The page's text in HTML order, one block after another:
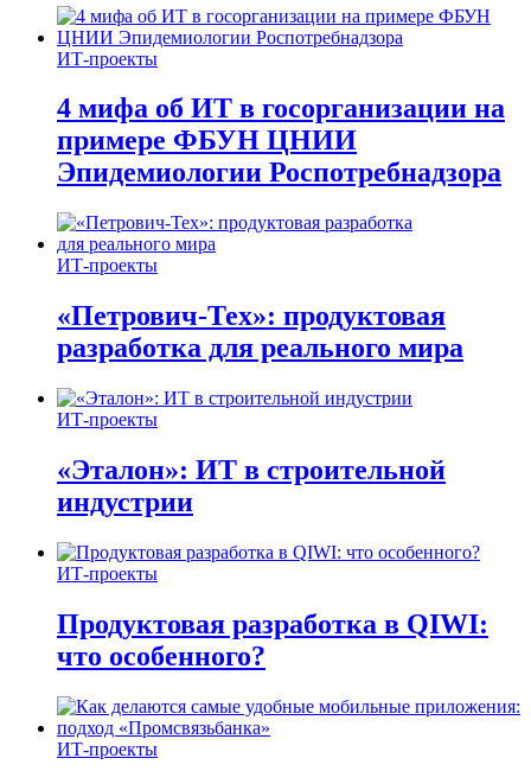
ИТ-проекты
4 мифа об ИТ в госорганизации на
примере ФБУН ЦНИИ
Эпидемиологии Роспотребнадзора
ИТ-проекты
«Петрович-Тех»: продуктовая
разработка для реального мира
ИТ-проекты
«Эталон»: ИТ в строительной
индустрии
ИТ-проекты
Продуктовая разработка в QIWI:
что особенного?
ИТ-проекты